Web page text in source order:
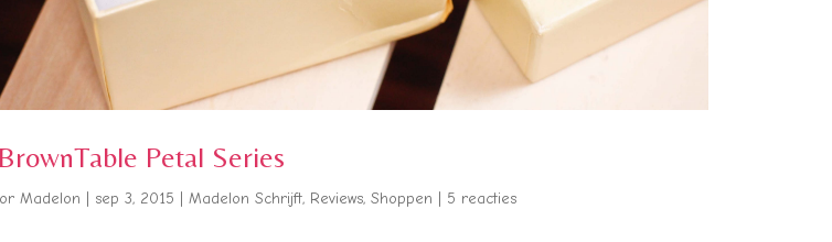
Petal Series
Madelon sep 3, 2015 |Madelon Schrijft, Reviews,Shoppen 5 reacties